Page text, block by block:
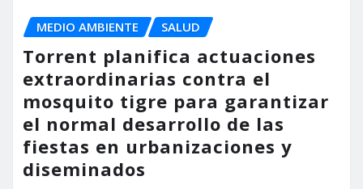
MEDIO AMBIENTE SALUD
Torrent planifica actuaciones
extraordinarias contra el
mosquito tigre para garantizar
el normal desarrollo de las
fiestas en urbanizaciones y
diseminados